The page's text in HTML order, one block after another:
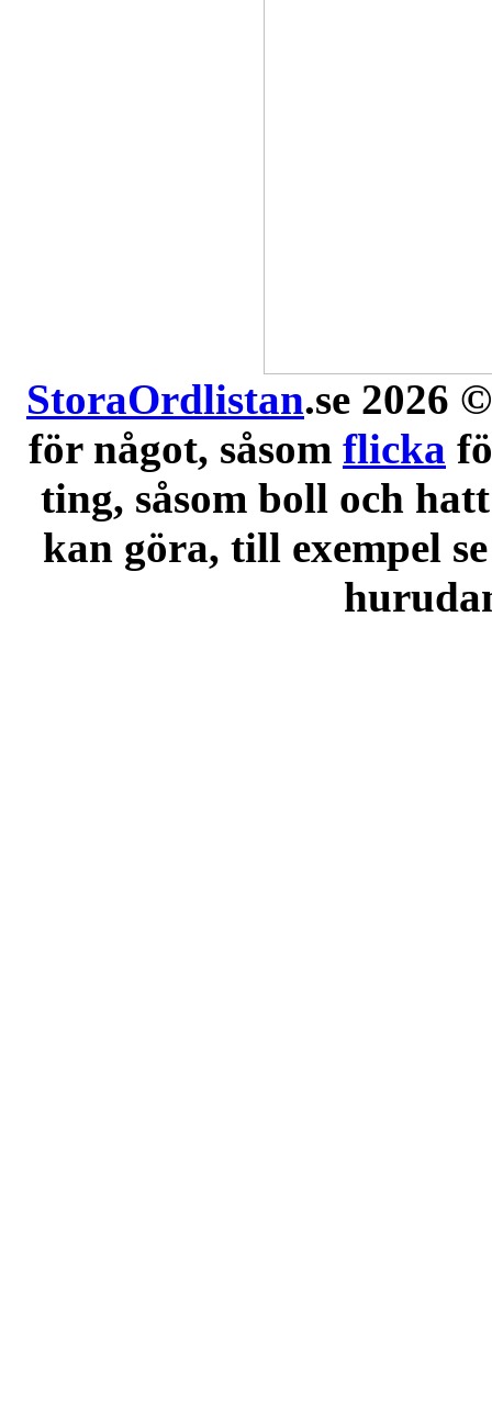
StoraOrdlistan.se 2026
för något, såsom flicka
ting, såsom boll och
kan göra, till exempel